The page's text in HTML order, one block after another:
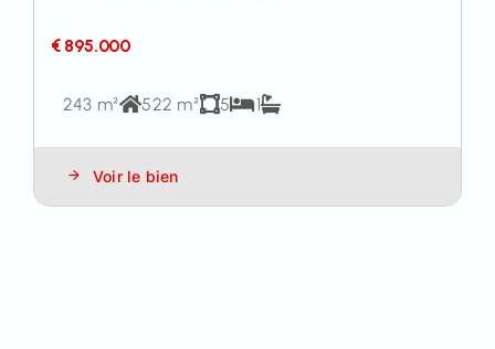
€ 895.000
243 m² 522 m² 5 1
Voir le bien